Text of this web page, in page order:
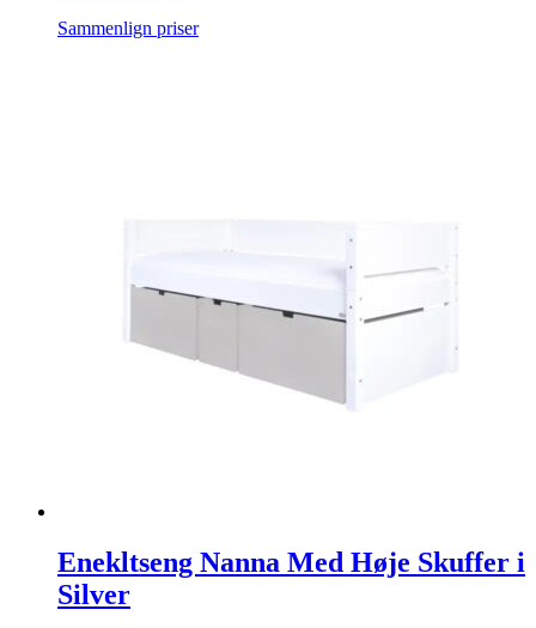
Sammenlign priser
Enekltseng Nanna Med Høje Skuffer i
Silver